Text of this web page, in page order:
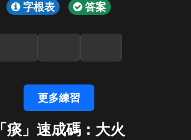
字根表 答案
更多練習
「痰」速成碼：大火